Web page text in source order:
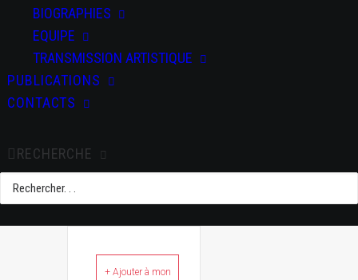
BIOGRAPHIES
EQUIPE
TRANSMISSION ARTISTIQUE
PUBLICATIONS
CONTACTS
RECHERCHE
PARTAGEZ CET
+ Ajouter à mon